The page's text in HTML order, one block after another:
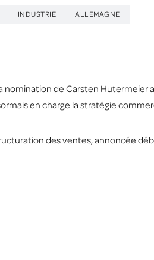
INDUSTRIE ALLEMAGNE
nomination de Carsten
en charge la stratégie
des ventes, annoncée